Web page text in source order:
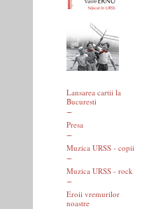
Lansarea cartii la
Bucuresti
Presa
Muzica URSS - copii
Muzica URSS - rock
Eroii vremurilor
noastre